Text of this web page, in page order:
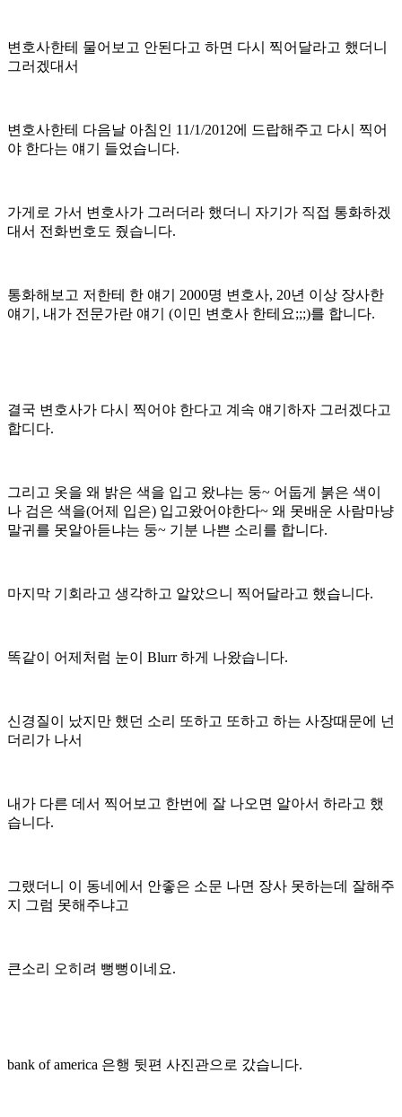
변호사한테 물어보고 안된다고 하면 다시 찍어달라고 했더니
그러겠대서
변호사한테 다음날 아침인 11/1/2012에 드랍해주고 다시 찍어
야 한다는 얘기 들었습니다.
가게로 가서 변호사가 그러더라 했더니 자기가 직접 통화하겠
대서 전화번호도 줬습니다.
통화해보고 저한테 한 얘기 2000명 변호사, 20년 이상 장사한
얘기, 내가 전문가란 얘기 (이민 변호사 한테요;;;)를 합니다.
결국 변호사가 다시 찍어야 한다고 계속 얘기하자 그러겠다고
합디다.
그리고 옷을 왜 밝은 색을 입고 왔냐는 둥~ 어둡게 붉은 색이
나 검은 색을(어제 입은) 입고왔어야한다~ 왜 못배운 사람마냥
말귀를 못알아듣냐는 둥~ 기분 나쁜 소리를 합니다.
마지막 기회라고 생각하고 알았으니 찍어달라고 했습니다.
똑같이 어제처럼 눈이 Blurr 하게 나왔습니다.
신경질이 났지만 했던 소리 또하고 또하고 하는 사장때문에 넌
더리가 나서
내가 다른 데서 찍어보고 한번에 잘 나오면 알아서 하라고 했
습니다.
그랬더니 이 동네에서 안좋은 소문 나면 장사 못하는데 잘해주
지 그럼 못해주냐고
큰소리 오히려 뻥뻥이네요.
bank of america 은행 뒷편 사진관으로 갔습니다.